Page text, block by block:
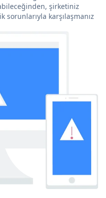
şirketiniz
karşılaşmanız